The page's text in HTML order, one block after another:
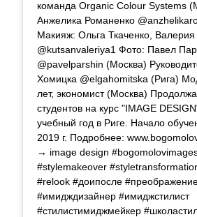
команда Organic Colour Systems
Анжелика Романенко
Макияж: Ольга Ткаченко, Валерия
@kutsanvaleriya1 Фото: Павел
@pavelparshin (Москва)
Хомицка @elgahomitska (Рига)
лет, экономист (Москва)
студентов на курс "IMAGE
учебный год в Риге. Начало
2019 г. Подробнее:
→ image design
#stylemakeover
#relook #доипосле
#имидждизайнер #имиджстилист
#стилистимиджмейкер